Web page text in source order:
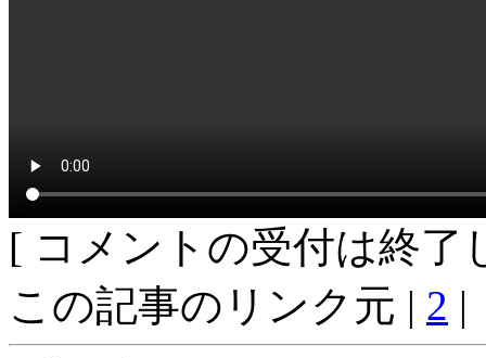
[ コメントの受付は終了
この記事のリンク元 | 2 |